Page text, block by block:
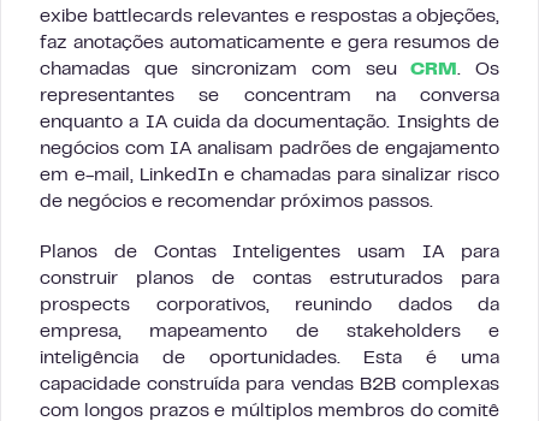
exibe battlecards relevantes e respostas a objeções,
faz anotações automaticamente e gera resumos de
chamadas que sincronizam com seuCRM
. Os
representantes se concentram na conversa
enquanto a IA cuida da documentação. Insights de
negócios com IA analisam padrões de engajamento
em e-mail, LinkedIn e chamadas para sinalizar risco
de negócios e recomendar próximos passos.
Planos de Contas Inteligentes usam IA para
construir planos de contas estruturados para
prospects corporativos, reunindo dados da
empresa, mapeamento de stakeholders e
inteligência de oportunidades. Esta é uma
capacidade construída para vendas B2B complexas
com longos prazos e múltiplos membros do comitê